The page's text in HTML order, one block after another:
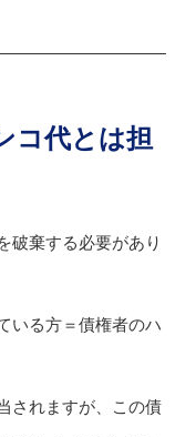
コ代とは担
破棄する必要があり
いる方＝債権者のハ
されますが、この債